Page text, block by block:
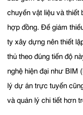
chuyển vật liệu và thiết
hợp đồng. Để giảm
ty xây dựng nên thiết
thủ theo đúng tiến độ
nghệ hiện đại như BIM
lý dự án trực tuyến
và quản lý chi tiết hơn